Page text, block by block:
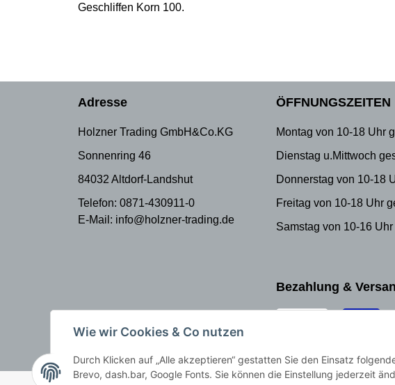
Geschliffen Korn 100.
Adresse
Holzner Trading GmbH&Co.KG
Sonnenring 46
84032 Altdorf-Landshut
Telefon: 0871-430911-0
E-Mail: info@holzner-trading.de
ÖFFNUNGSZEITEN
Montag von 10-18 Uhr
Dienstag u.Mittwoch
Donnerstag von 10-18
Freitag von 10-18 Uhr
Samstag von 10-16
Bezahlung &
Wie wir Cookies & Co nutzen
Durch Klicken auf „Alle akzeptieren“ gestatten Sie den Einsatz
Brevo, dash.bar, Google Fonts. Sie können die Einstellung jederzeit